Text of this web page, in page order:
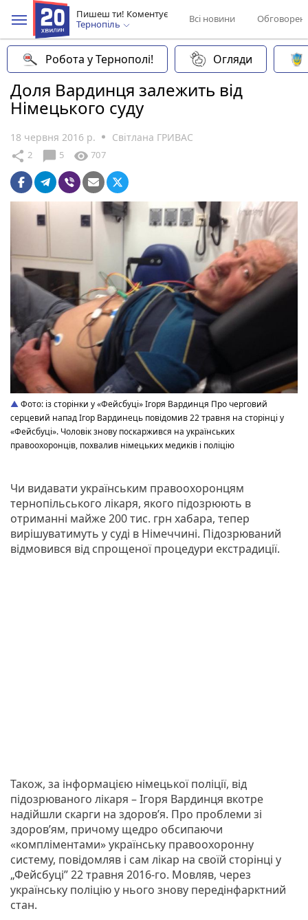
Пишеш ти! Коментує
Тернопіль
Всі новини
Робота у Тернополі! Огляди
Доля Вардинця залежить від
Німецького суду
18 червня 2016 р. Світлана ГРИВАС
share 2 chat_bubble 5 visibility 707
Фото: із сторінки у «Фейсбуці» Ігоря Вардинця Про черговий
серцевий напад Ігор Вардинець повідомив 22 травня на сторінці у
«Фейсбуці». Чоловік знову поскаржився на українських
правоохоронців, похвалив німецьких медиків і поліцію
Чи видавати українським правоохоронцям
тернопільського лікаря, якого підозрюють в
отриманні майже 200 тис. грн хабара, тепер
вирішуватимуть у суді в Німеччині. Підозрюваний
відмовився від спрощеної процедури екстрадиції.
Також, за інформацією німецької поліції, від
підозрюваного лікаря – Ігоря Вардинця вкотре
надійшли скарги на здоров’я. Про проблеми зі
здоров’ям, причому щедро обсипаючи
«компліментами» українську правоохоронну
систему, повідомляв і сам лікар на своїй сторінці у
„Фейсбуці” 22 травня 2016-го. Мовляв, через
українську поліцію у нього знову передінфарктний
стан.